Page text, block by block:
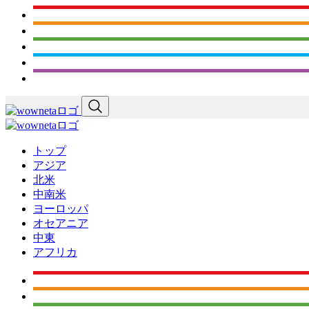
トップ
アジア
北米
中南米
ヨーロッパ
オセアニア
中東
アフリカ